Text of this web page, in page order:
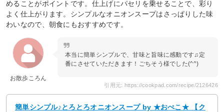
めることがポイントです。仕上げにパセリを乗せることで、彩り
よく仕上がります。シンプルなオニオンスープはさっぱりした味
わいなので、朝食にもおすすめです。
お散歩ころん
本当に簡単シンプルで、甘味と旨味に感動です♫定
番にさせていただきます！ごちそう様でした(^^)
引用元: https://cookpad.com/recipe/2126426
簡単シンプル♪とろとろオニオンスープ by ★おぺこ★ 【ク